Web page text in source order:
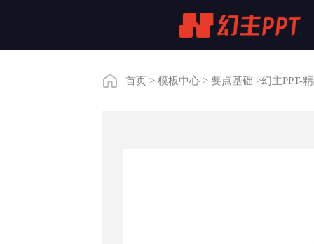
首页 > 模板中心 > 要点基础 >幻主PPT-